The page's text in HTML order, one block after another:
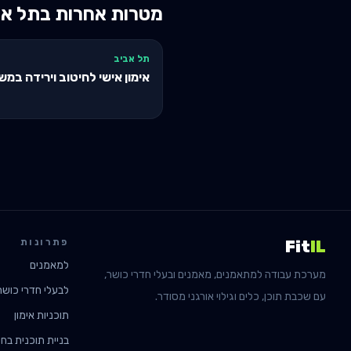
מטרות אחרות בתל
תל אביב
אימון אישי לחיטוב וירידה
FitIL
מערכת עבודה למתאמנים, מאמנים ובעלי חדרי כושר,
עם שכבת תוכן, כלים וגילוי אורגני מסודר.
פתרונות
למאמנים
לבעלי חדרי
תוכניות אימון
בניית תוכנית